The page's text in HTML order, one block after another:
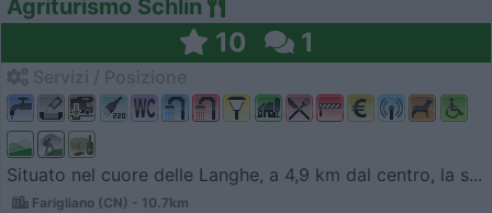
Agriturismo Schlin
10 1
Situato nel cuore delle Langhe, a 4,9 km dal centro, la s...
Farigliano (CN) - 10.7km